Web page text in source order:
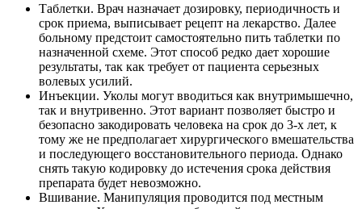
Таблетки. Врач назначает дозировку, периодичность и
срок приема, выписывает рецепт на лекарство. Далее
больному предстоит самостоятельно пить таблетки по
назначенной схеме. Этот способ редко дает хорошие
результаты, так как требует от пациента серьезных
волевых усилий.
Инъекции. Уколы могут вводиться как внутримышечно,
так и внутривенно. Этот вариант позволяет быстро и
безопасно закодировать человека на срок до 3-х лет, к
тому же не предполагает хирургического вмешательства
и последующего восстановительного периода. Однако
снять такую кодировку до истечения срока действия
препарата будет невозможно.
Вшивание. Манипуляция проводится под местным